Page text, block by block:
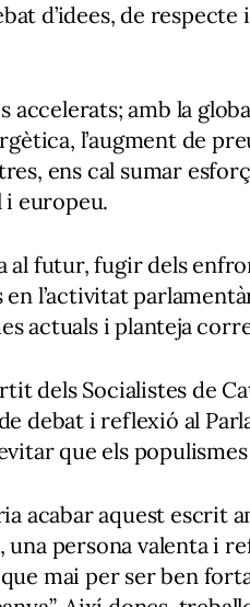
d’idees, de
accelerats; amb la
l’augment de
ens cal sumar
i europeu.
al futur, fugir dels
l’activitat
actuals i planteja
dels Socialistes de
debat i reflexió al
que els
acabar aquest escrit
persona valenta i
mai per ser ben